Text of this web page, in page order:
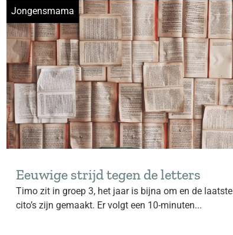
Jongensmama
Eeuwige strijd tegen de letters
Timo zit in groep 3, het jaar is bijna om en de laatste
cito’s zijn gemaakt. Er volgt een 10-minuten...